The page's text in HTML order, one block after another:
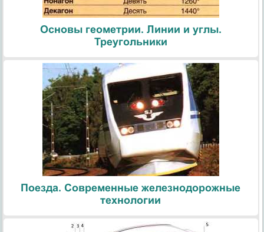
Основы геометрии. Линии и углы.
Треугольники
Поезда. Современные железнодорожные
технологии